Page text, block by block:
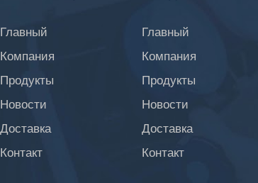
Главный
Компания
Продукты
Новости
Доставка
Контакт
Главный
Компания
Продукты
Новости
Доставка
Контакт